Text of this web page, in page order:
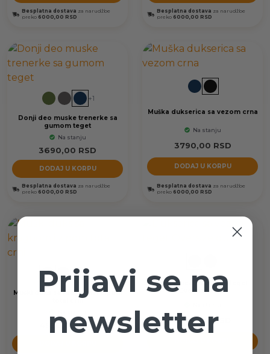
Besplatna dostava za narudžbe
preko 6000,00 RSD
Besplatna dostava za narudžbe
preko 6000,00 RSD
+1
Donji deo muske trenerke sa
gumom teget
Na stanju
3690,00 RSD
DODAJ U KORPU
Besplatna dostava za narudžbe
preko 6000,00 RSD
Muška dukserica sa vezom crna
Na stanju
3790,00 RSD
DODAJ U KORPU
Besplatna dostava za narudžbe
preko 6000,00 RSD
+4
Muški duks sa kragnom i zipom
total crni
4590,00RSD
Dukserica sa vezom teget
Oversize duks
3790,00 RSD
Prijavi se na
newsletter